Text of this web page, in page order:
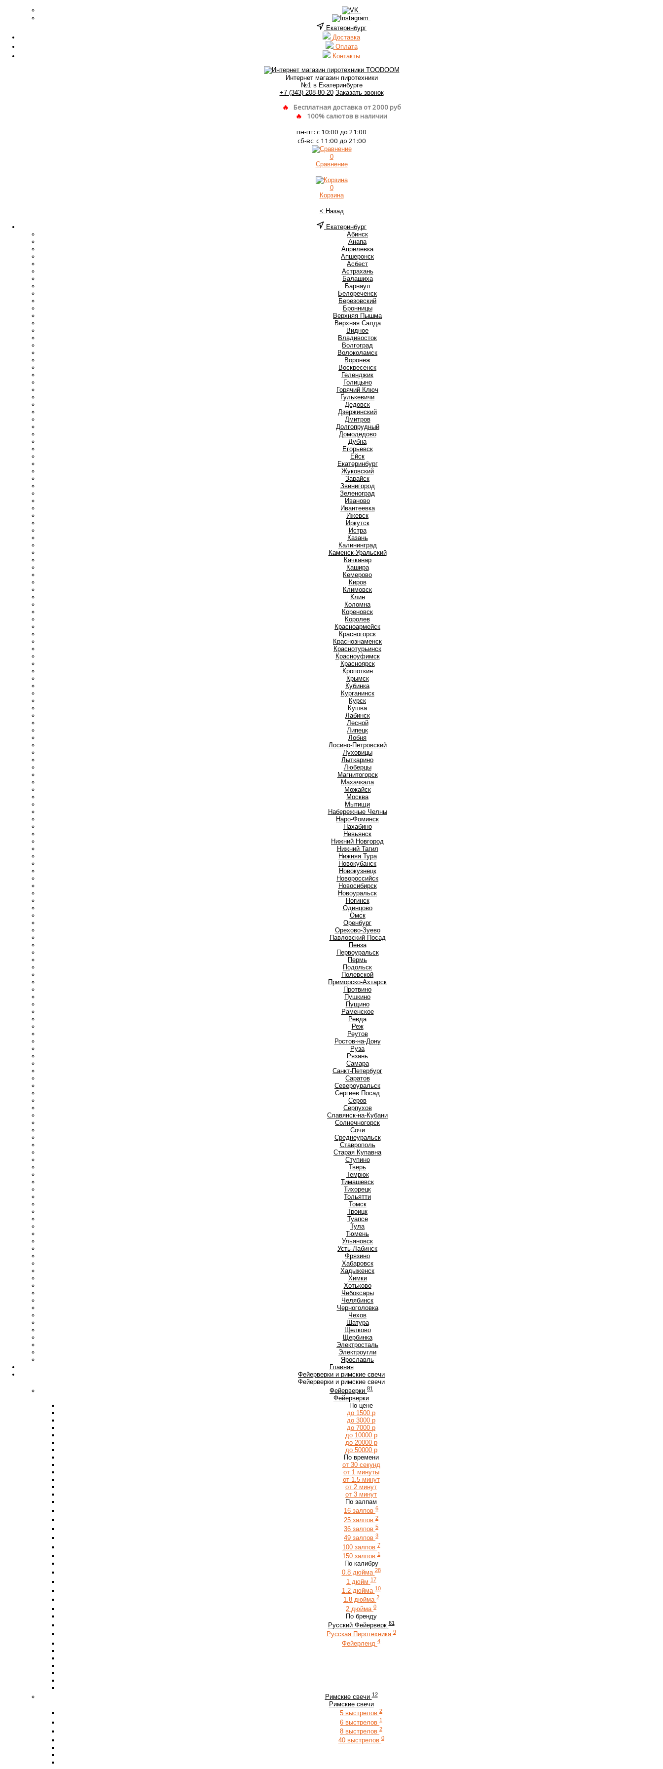
Екатеринбург
Доставка
Оплата
Контакты
Интернет магазин пиротехники
№1 в Екатеринбурге
+7 (343) 208-80-20 Заказать звонок
Бесплатная доставка от 2000 руб
100% салютов в наличии
пн-пт: с 10:00 до 21:00
сб-вс: с 11:00 до 21:00
0
Сравнение
0
Корзина
< Назад
Екатеринбург
Абинск
Анапа
Апрелевка
Апшеронск
Асбест
Астрахань
Балашиха
Барнаул
Белореченск
Березовский
Бронницы
Верхняя Пышма
Верхняя Салда
Видное
Владивосток
Волгоград
Волоколамск
Воронеж
Воскресенск
Геленджик
Голицыно
Горячий Ключ
Гулькевичи
Дедовск
Дзержинский
Дмитров
Долгопрудный
Домодедово
Дубна
Егорьевск
Ейск
Екатеринбург
Жуковский
Зарайск
Звенигород
Зеленоград
Иваново
Ивантеевка
Ижевск
Иркутск
Истра
Казань
Калининград
Каменск-Уральский
Качканар
Кашира
Кемерово
Киров
Климовск
Клин
Коломна
Кореновск
Королев
Красноармейск
Красногорск
Краснознаменск
Краснотурьинск
Красноуфимск
Красноярск
Кропоткин
Крымск
Кубинка
Курганинск
Курск
Кушва
Лабинск
Лесной
Липецк
Лобня
Лосино-Петровский
Луховицы
Лыткарино
Люберцы
Магнитогорск
Махачкала
Можайск
Москва
Мытищи
Набережные Челны
Наро-Фоминск
Нахабино
Невьянск
Нижний Новгород
Нижний Тагил
Нижняя Тура
Новокубанск
Новокузнецк
Новороссийск
Новосибирск
Новоуральск
Ногинск
Одинцово
Омск
Оренбург
Орехово-Зуево
Павловский Посад
Пенза
Первоуральск
Пермь
Подольск
Полевской
Приморско-Ахтарск
Протвино
Пушкино
Пущино
Раменское
Ревда
Реж
Реутов
Ростов-на-Дону
Руза
Рязань
Самара
Санкт-Петербург
Саратов
Североуральск
Сергиев Посад
Серов
Серпухов
Славянск-на-Кубани
Солнечногорск
Сочи
Среднеуральск
Ставрополь
Старая Купавна
Ступино
Тверь
Темрюк
Тимашевск
Тихорецк
Тольятти
Томск
Троицк
Туапсе
Тула
Тюмень
Ульяновск
Усть-Лабинск
Фрязино
Хабаровск
Хадыженск
Химки
Хотьково
Чебоксары
Челябинск
Черноголовка
Чехов
Шатура
Щелково
Щербинка
Электросталь
Электроугли
Ярославль
Главная
Фейерверки и римские свечи
Фейерверки и римские свечи
Фейерверки 81
Фейерверки
По цене
до 1500 р
до 3000 р
до 7000 р
до 10000 р
до 20000 р
до 50000 р
По времени
от 30 секунд
от 1 минуты
от 1.5 минут
от 2 минут
от 3 минут
По залпам
16 залпов 6
25 залпов 2
36 залпов 5
49 залпов 3
100 залпов 7
150 залпов 1
По калибру
0.8 дюйма 28
1 дюйм 17
1.2 дюйма 10
1.8 дюйма 2
2 дюйма 0
По бренду
Русский Фейерверк 61
Русская Пиротехника 9
Фейерленд 4
Римские свечи 12
Римские свечи
5 выстрелов 2
6 выстрелов 1
8 выстрелов 2
40 выстрелов 0